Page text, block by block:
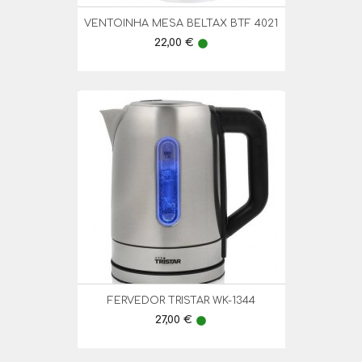
VENTOINHA MESA BELTAX BTF 4021
Preço
22,00 € lens
FERVEDOR TRISTAR WK-1344
Preço
27,00 € lens